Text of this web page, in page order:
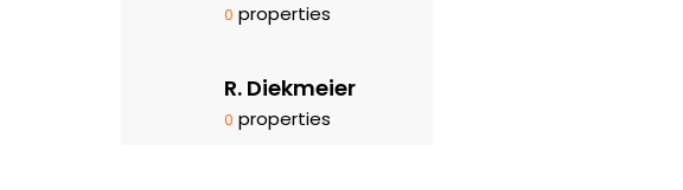
0 properties
R. Diekmeier
0 properties